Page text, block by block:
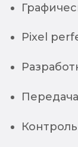
Pixel